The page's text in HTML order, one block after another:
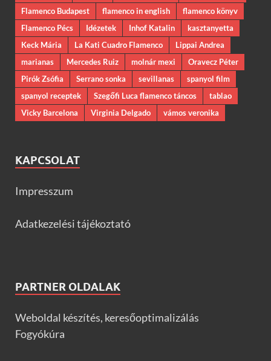
Flamenco Budapest
flamenco in english
flamenco könyv
Flamenco Pécs
Idézetek Inhof Katalin
kasztanyetta
Keck Mária
La Kati Cuadro Flamenco
Lippai Andrea
marianas
Mercedes Ruiz molnár mexi
Oravecz Péter
Pirók Zsófia
Serrano sonka sevillanas
spanyol film
spanyol receptek
Szegőfi Luca flamenco táncos
tablao
Vicky Barcelona
Virginia Delgado vámos veronika
KAPCSOLAT
Impresszum
Adatkezelési tájékoztató
PARTNER OLDALAK
Weboldal készítés, keresőoptimalizálás
Fogyókúra